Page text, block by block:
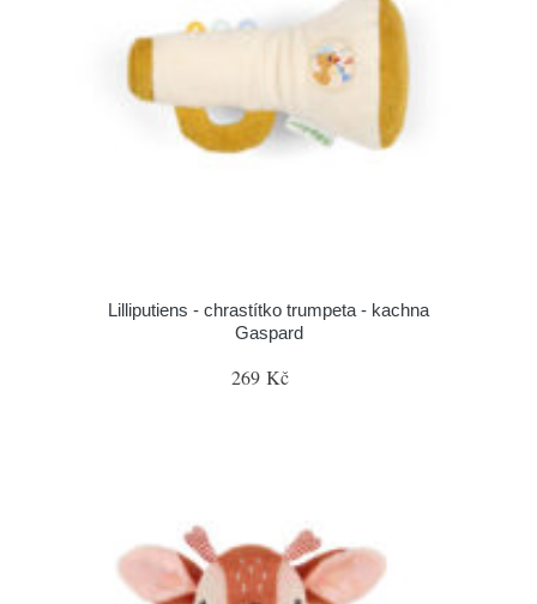
Lilliputiens - chrastítko trumpeta - kachna
Gaspard
269 Kč